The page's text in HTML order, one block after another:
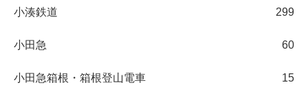
小湊鉄道 299
小田急 60
小田急箱根・箱根登山電車 15